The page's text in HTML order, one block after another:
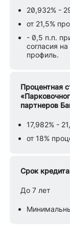
20,932% -
от 21,5%
- 0,5 п.п.
согласия
профиль.
Процентная
партнеров
17,982% -
от 18%
Срок кредита
До 7 лет